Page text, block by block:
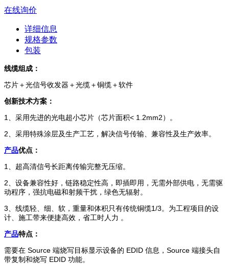
在线询价
详细信息
规格参数
包装
线缆组成：
芯片＋光信号收发器＋光缆＋铜缆＋软件
创新技术方案：
1、采用先进的光电超小芯片（芯片面积< 1.2mm2）。
2、采用特殊涂层及生产工艺，解决信号传输、兼容性及生产效率。
产品优点：
1、超高清信号长距离传输完整无压缩。
2、设备兼容性好，链路稳定性高，即插即用，无需外部供电，无需驱
动程序，强抗电磁和射频干扰，绿色无辐射。
3、线缆轻、细、软，重量和体积只有传统铜缆1/3。为工程项目的设
计、施工带来便捷高效，省工时人力 。
产品特点：
需要在 Source 端烧写目标显示设备的 EDID 信息，Source 端接头自
带复制和烧写 EDID 功能。